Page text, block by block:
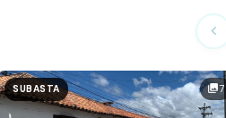
chevron_left
photo_library7
SUBASTA